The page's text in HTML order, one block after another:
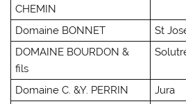
CHEMIN
Domaine BONNET
St
DOMAINE BOURDON &
fils
Domaine C. &Y. PERRIN
Jura